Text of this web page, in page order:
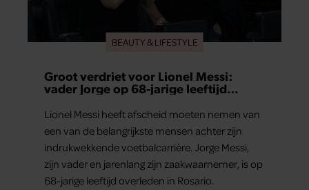
BEAUTY & LIFESTYLE
Groot verdriet voor Lionel Messi:
vader Jorge op 68-jarige leeftijd
Lionel Messi heeft afscheid moeten nemen van
een van de belangrijkste mensen achter zijn
indrukwekkende voetbalcarrière. Jorge Messi,
zijn vader en jarenlang zijn zaakwaarnemer, is op
68-jarige leeftijd overleden in Rosario.